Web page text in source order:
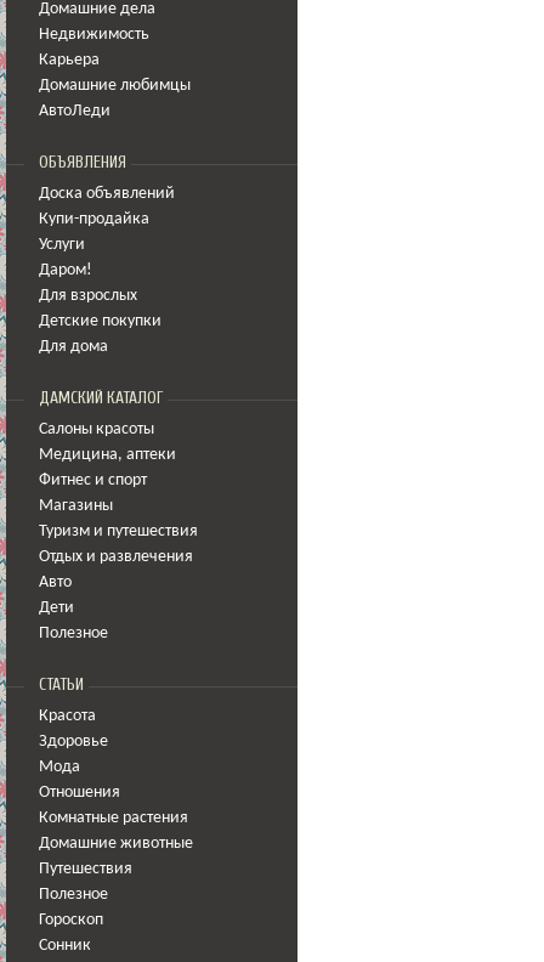
Домашние дела
Недвижимость
Карьера
Домашние любимцы
АвтоЛеди
ОБЪЯВЛЕНИЯ
Доска объявлений
Купи-продайка
Услуги
Даром!
Для взрослых
Детские покупки
Для дома
ДАМСКИЙ КАТАЛОГ
Салоны красоты
Медицина, аптеки
Фитнес и спорт
Магазины
Туризм и путешествия
Отдых и развлечения
Авто
Дети
Полезное
СТАТЬИ
Красота
Здоровье
Мода
Отношения
Комнатные растения
Домашние животные
Путешествия
Полезное
Гороскоп
Сонник